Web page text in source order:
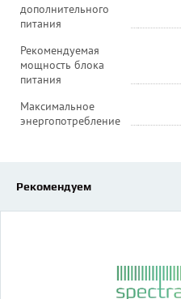
дополнительного
питания
Рекомендуемая
мощность блока
питания
Максимальное
энергопотребление
Рекомендуем